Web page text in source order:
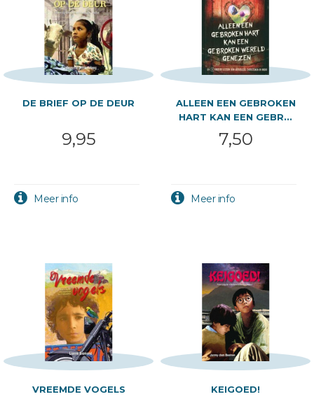
DE BRIEF OP DE DEUR
9,95
ALLEEN EEN GEBROKEN
HART KAN EEN GEBR...
7,50
VREEMDE VOGELS KEIGOED!